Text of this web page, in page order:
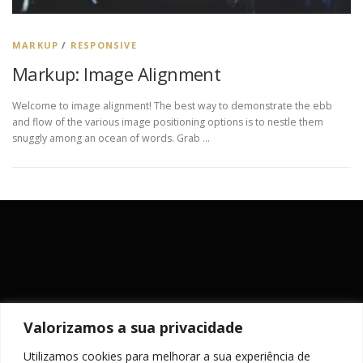
Valorizamos a sua privacidade
Utilizamos cookies para melhorar a sua experiência de
MARKUP / RESPONSIVE
Markup: Image Alignment
Welcome to image alignment! The best way to demonstrate the ebb
and flow of the various image positioning options is to nestle them
snuggly among an ocean of words. Grab …